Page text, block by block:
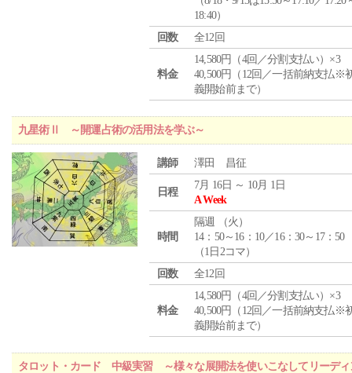
18:40）
回数
全12回
料金
14,580円（4回／分割支払い）×3
40,500円（12回／一括前納支払※
義開始前まで）
九星術Ⅱ ～開運占術の活用法を学ぶ～
講師 澤田 昌征
日程
7月 16日 ～ 10月 1日
A Week
時間
隔週 （火 ）
14：50～16：10／16：30～17：50
（1日2コマ）
回数
全12回
料金
14,580円（4回／分割支払い）×3
40,500円（12回／一括前納支払※
義開始前まで）
タロット・カード 中級実習 ～様々な展開法を使いこなしてリーディ